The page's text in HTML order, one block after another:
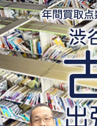
へ
ス
キ
ッ